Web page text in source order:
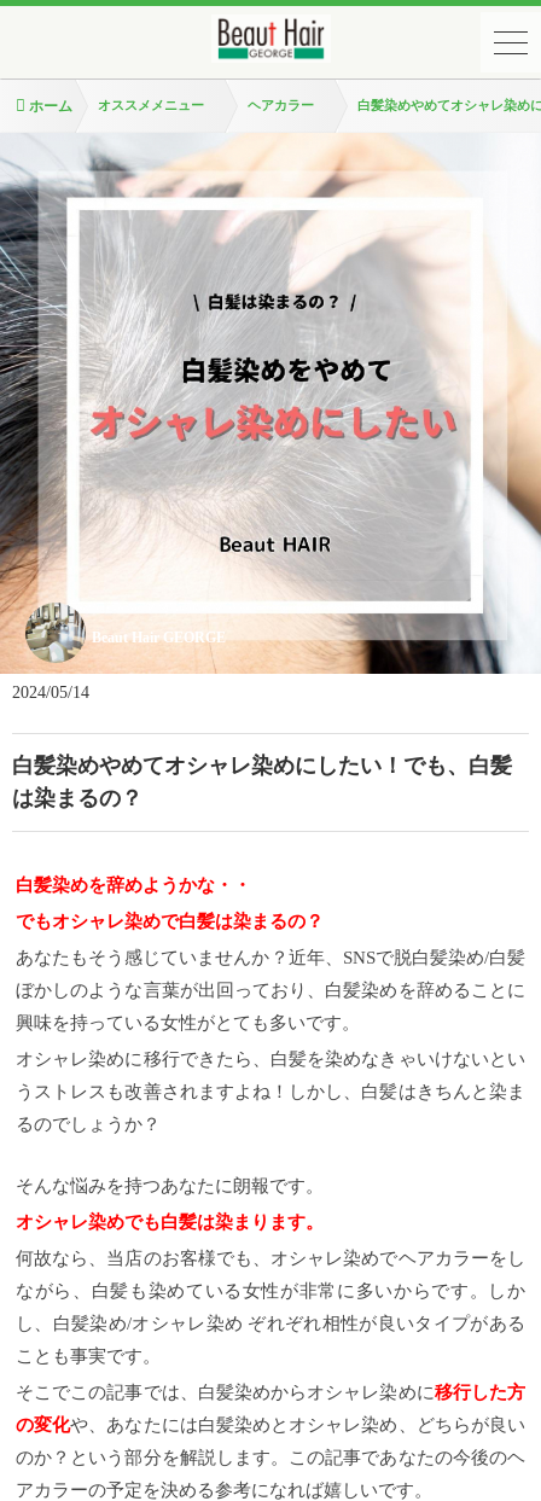
ホーム オススメメニュー ヘアカラー 白髪染めやめてオシャレ染め
Beaut Hair GEORGE
2024/05/14
白髪染めやめてオシャレ染めにしたい！でも、白髪
は染まるの？
白髪染めを辞めようかな・・
でもオシャレ染めで白髪は染まるの？
あなたもそう感じていませんか？近年、SNSで脱白髪染め/白髪
ぼかしのような言葉が出回っており、白髪染めを辞めることに
興味を持っている女性がとても多いです。
オシャレ染めに移行できたら、白髪を染めなきゃいけないとい
うストレスも改善されますよね！しかし、白髪はきちんと染ま
るのでしょうか？
そんな悩みを持つあなたに朗報です。
オシャレ染めでも白髪は染まります。
何故なら、当店のお客様でも、オシャレ染めでヘアカラーをし
ながら、白髪も染めている女性が非常に多いからです。しか
し、白髪染め/オシャレ染め ぞれぞれ相性が良いタイプがある
ことも事実です。
そこでこの記事では、白髪染めからオシャレ染めに移行した方
の変化や、あなたには白髪染めとオシャレ染め、どちらが良い
のか？という部分を解説します。この記事であなたの今後のヘ
アカラーの予定を決める参考になれば嬉しいです。